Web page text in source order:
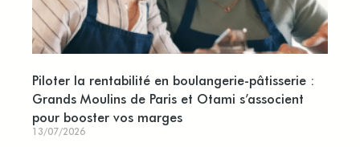
Piloter la rentabilité en boulangerie-pâtisserie :
Grands Moulins de Paris et Otami s’associent
pour booster vos marges
13/07/2026